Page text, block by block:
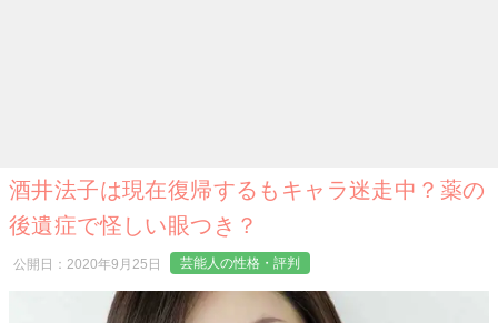
酒井法子は現在復帰するもキャラ迷走中？薬の
後遺症で怪しい眼つき？
公開日： 2020年9月25日 芸能人の性格・評判